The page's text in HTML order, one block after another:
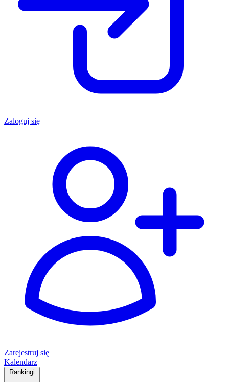
Zaloguj się
Zarejestruj się
Kalendarz
Rankingi